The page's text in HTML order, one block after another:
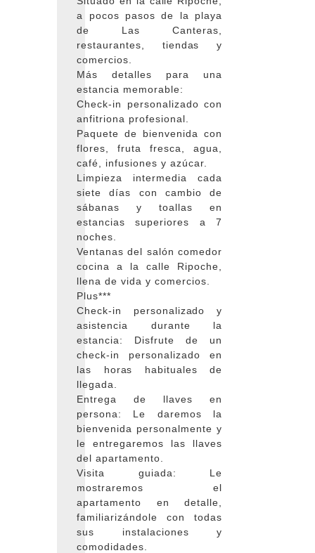
a pocos pasos de la playa
de Las Canteras,
restaurantes, tiendas y
comercios.
Más detalles para una
estancia memorable:
Check-in personalizado con
anfitriona profesional.
Paquete de bienvenida con
flores, fruta fresca, agua,
café, infusiones y azúcar.
Limpieza intermedia cada
siete días con cambio de
sábanas y toallas en
estancias superiores a 7
noches.
Ventanas del salón comedor
cocina a la calle Ripoche,
llena de vida y comercios.
Plus***
Check-in personalizado y
asistencia durante la
estancia: Disfrute de un
check-in personalizado en
las horas habituales de
llegada.
Entrega de llaves en
persona: Le daremos la
bienvenida personalmente y
le entregaremos las llaves
del apartamento.
Visita guiada: Le
mostraremos el
apartamento en detalle,
familiarizándole con todas
sus instalaciones y
comodidades.